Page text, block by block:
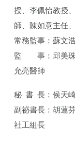
授、李佩怡教授
師、陳如意主任
常務監事：蘇文
監 事：邱美珠
允亮醫師
秘 書 長：侯天
副祕書長：胡蓮
社工組長